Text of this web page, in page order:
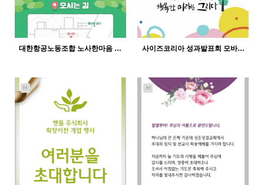
430
12-21
대한항공노동조합 노사한마음 …
370
12-21
인바이트미
사이즈코리아 성과발표회 모바…
H H